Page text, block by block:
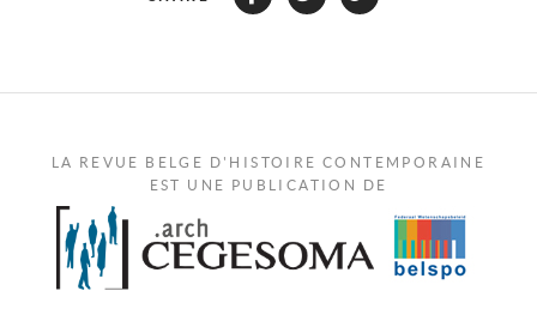
LA REVUE BELGE D'HISTOIRE CONTEMPORAINE
EST UNE PUBLICATION DE